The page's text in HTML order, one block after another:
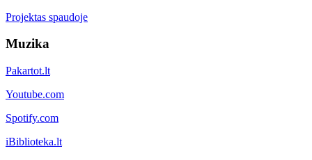
Projektas spaudoje
Muzika
Pakartot.lt
Youtube.com
Spotify.com
iBiblioteka.lt